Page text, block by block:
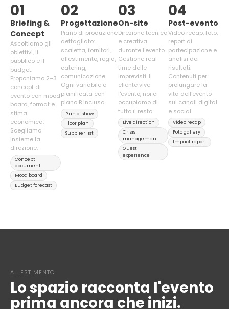
01
Briefing &
Concept
Ascoltiamo gli
obiettivi, il
pubblico e il
budget.
Proponiamo 2–3
concept di
evento con mood
board, format e
stima
economica.
Scegliamo
insieme la
direzione.
Concept
document
Mood board
Budget forecast
02
Progettazione
Piano di produzione
dettagliato:
scaletta, fornitori,
allestimento, regia,
catering,
comunicazione.
Ogni variabile è
pianificata con
piano B incluso.
Run of show
Floor plan
Supplier list
03
On-site
Direzione tecnica
e creativa
durante l'evento.
Gestione real-
time delle
imprevisti. Il
cliente vive
l'evento, noi ci
occupiamo di
tutto il resto.
Live direction
Crisis
management
Guest
experience
04
Post-evento
Video recap, foto,
report di
partecipazione e
analisi dei
risultati.
Contenuti per
prolungare la
vita dell'evento
sui canali digital
e social.
Video recap
Foto gallery
Impact report
ALLESTIMENTO
Lo spazio racconta l'evento
prima ancora che inizi.